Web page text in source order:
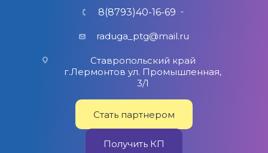
8(8793)40-16-69
raduga_ptg@mail.ru
Ставропольский край
г.Лермонтов ул. Промышленная,
3/1
Стать партнером
Получить КП